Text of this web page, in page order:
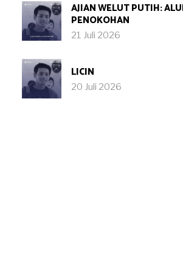
AJIAN WELUT PUTIH:
PENOKOHAN
21 Juli 2026
LICIN
20 Juli 2026